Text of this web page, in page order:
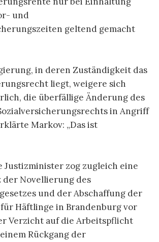
und
geltend gemacht
in deren Zuständigkeit das
liegt, weigere sich
die überfällige Änderung des
in Angriff
Markov: „Das ist
Justizminister zog zugleich eine
der Novellierung des
und der Abschaffung der
Häftlinge in Brandenburg vor
Verzicht auf die Arbeitspflicht
Rückgang der